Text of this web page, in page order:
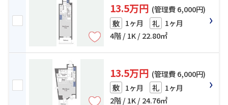
13.5万円 (管理費 6,000円)
敷 1ヶ月 礼 1ヶ月
4階 / 1K / 22.80㎡
13.5万円 (管理費 6,000円)
敷 1ヶ月 礼 1ヶ月
2階 / 1K / 24.76㎡